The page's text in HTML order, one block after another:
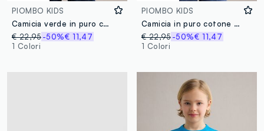
PIOMBO KIDS
Camicia verde in puro cotone con stampa tropicale over fit
€ 22,95-50%€ 11,47
1 Colori
PIOMBO KIDS
Camicia in puro cotone a quadri multicolor da bambino regular fit
€ 22,95 -50%€ 11,47
1 Colori